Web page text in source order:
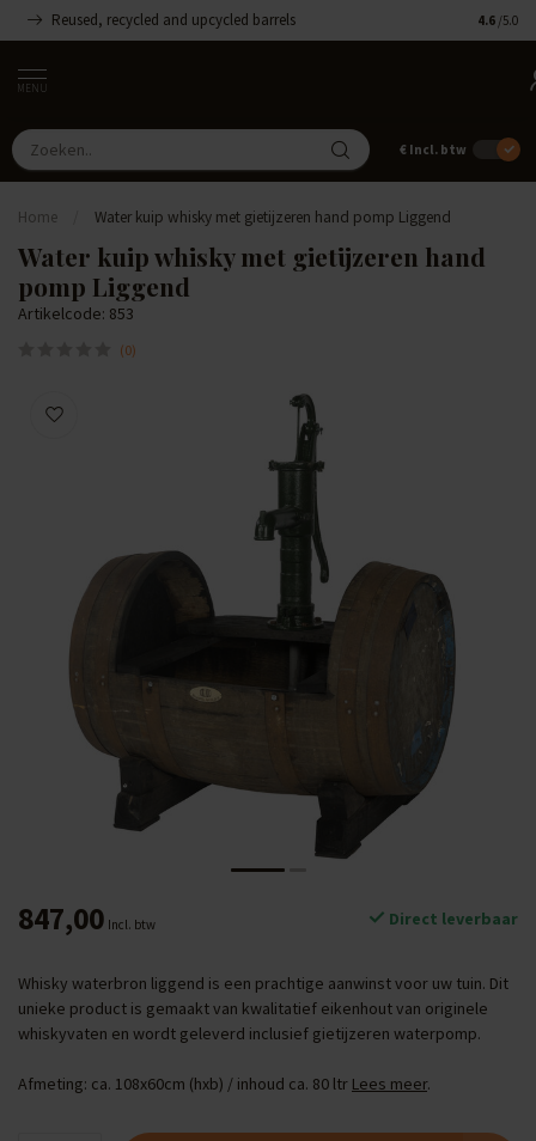
Reused, recycled and upcycled barrels 4.6 /5.0
MENU
€ Incl. btw
Home Water kuip whisky met gietijzeren hand pomp Liggend
Water kuip whisky met gietijzeren hand
pomp Liggend
Artikelcode: 853
(0)
847,00 Incl. btw Direct leverbaar
Whisky waterbron liggend is een prachtige aanwinst voor uw tuin. Dit
unieke product is gemaakt van kwalitatief eikenhout van originele
whiskyvaten en wordt geleverd inclusief gietijzeren waterpomp.
Afmeting: ca. 108x60cm (hxb) / inhoud ca. 80 ltr Lees meer.